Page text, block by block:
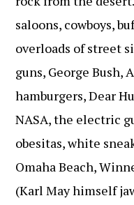
saloons, cowboys,
overloads of street
guns, George Bush,
hamburgers, Dear
NASA, the electric
obesitas, white
Omaha Beach,
(Karl May himself